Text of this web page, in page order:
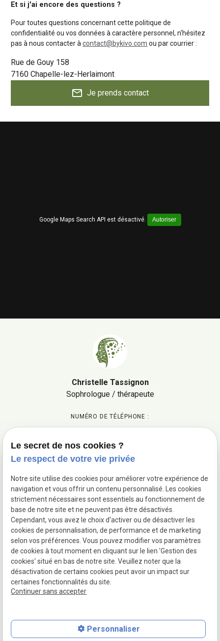
Et si j'ai encore des questions ?
Pour toutes questions concernant cette politique de
confidentialité ou vos données à caractère personnel, n'hésitez
pas à nous contacter àcontact@bykivo.com ou par courrier :
Rue de Gouy 158
7160 Chapelle-lez-Herlaimont
mail_outline Je prends contact
Google Maps Search API est désactivé. Autoriser
Christelle Tassignon
Sophrologue / thérapeute
NUMÉRO DE TÉLÉPHONE :
+32 65 47 25 78
ADRESSES :
Rue de Gouy 158
7160 Chapelle-lez-Herlaimont
Rue des Fours à Chaux 1
5032 Mazy
RÉSEAUX SOCIAUX :
TVA INTRACOMMUNAUTAIRE :
BE0764718603
Mentions légales
Politique de confidentialité
Le secret de nos cookies ?
Le respect de votre vie privée
Notre site utilise des cookies pour améliorer votre expérience de
navigation et vous offrir un contenu personnalisé. Les cookies
strictement nécessaires sont essentiels au fonctionnement de
base de notre site et ne peuvent pas être désactivés.
Cependant, vous avez le choix d'activer ou de désactiver les
cookies de personnalisation, de performance et de marketing
selon vos préférences. Vous pouvez modifier vos paramètres
de cookies à tout moment en cliquant sur le lien 'Gestion des
cookies' situé en bas de notre site. Veuillez noter que la
désactivation de certains cookies peut avoir un impact sur
certaines fonctionnalités du site.
Continuer sans accepter
Personnaliser